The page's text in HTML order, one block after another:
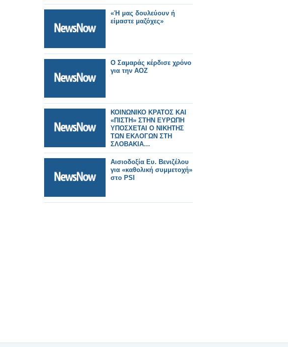
«Ή μας δουλεύουν ή
είμαστε μαζόχες»
Ο Σαμαράς κέρδισε χρόνο
για την ΑΟΖ
ΚΟΙΝΩΝΙΚΟ ΚΡΑΤΟΣ ΚΑΙ
«ΠΙΣΤΗ» ΣΤΗΝ ΕΥΡΩΠΗ
ΥΠΟΣΧΕΤΑΙ Ο ΝΙΚΗΤΗΣ
ΤΩΝ ΕΚΛΟΓΩΝ ΣΤΗ
ΣΛΟΒΑΚΙΑ…
Αισιοδοξία Ευ. Βενιζέλου
για «καθολική συμμετοχή»
στο PSI